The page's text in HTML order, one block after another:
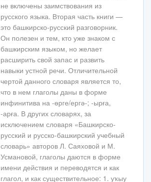
не включены заимствования из
русского языка. Вторая часть книги —
это башкирско-русский разговорник.
Он полезен и тем, кто уже знаком с
башкирским языком, но желает
расширить свой запас и развить
навыки устной речи. Отличительной
чертой данного словаря является то,
что в нем глаголы даны в форме
инфинитива на -өрге/ергә-; -ырға,
-арға. В других словарях, за
исключением словаря «Башкирско-
русский и русско-башкирский учебный
словарь» авторов Л. Саяховой и М.
Усмановой, глаголы даются в форме
имени действия и переводятся и как
глагол, и как существительное: 1. уҡыу